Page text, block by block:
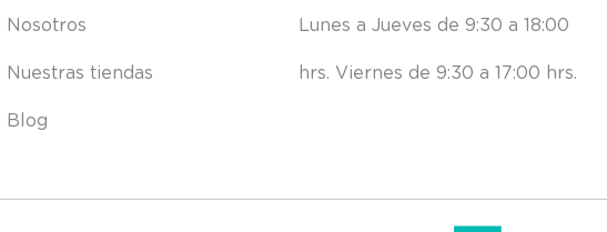
Nosotros
Nuestras tiendas
Blog
Lunes a Jueves de 9:30 a 18:00
hrs. Viernes de 9:30 a 17:00 hrs.